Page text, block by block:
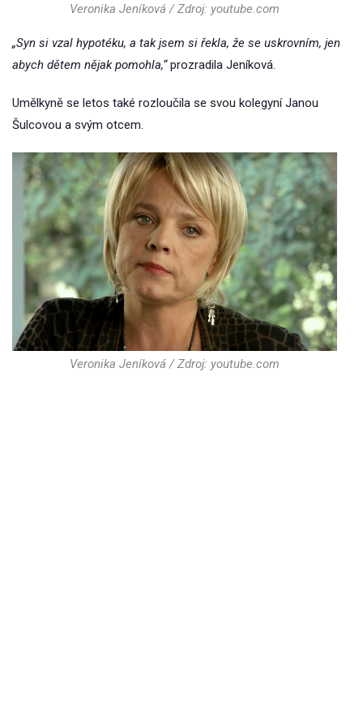
Veronika Jeníková / Zdroj: youtube.com
„Syn si vzal hypotéku, a tak jsem si řekla, že se uskrovním, jen
abych dětem nějak pomohla,“prozradila Jeníková.
Umělkyně se letos také rozloučila se svou kolegyní Janou
Šulcovou a svým otcem.
Veronika Jeníková / Zdroj: youtube.com